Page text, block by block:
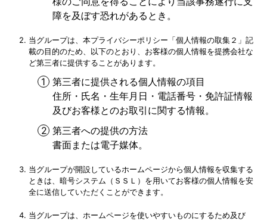
障を及ぼす恐れがあるとき。
当グループは、本プライバシーポリシー「個人情報の取集２」記
載の目的のため、以下のとおり、お客様の個人情報を提携会社な
ど第三者に提供することがあります。
第三者に提供される個人情報の項目
住所・氏名・生年月日・電話番号・免許証情報
及びお客様とのお取引に関する情報。
第三者への提供の方法
書面または電子媒体。
当グループが開設しているホームページから個人情報を収集する
ときは、暗号システム（ＳＳＬ）を用いてお客様の個人情報を安
全に送信していただくことができます。
当グループは、ホームページを使いやすいものにするため及び